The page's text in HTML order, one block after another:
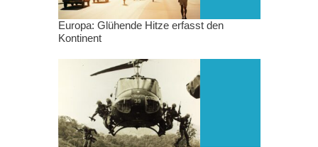
Europa: Glühende Hitze erfasst den
Kontinent